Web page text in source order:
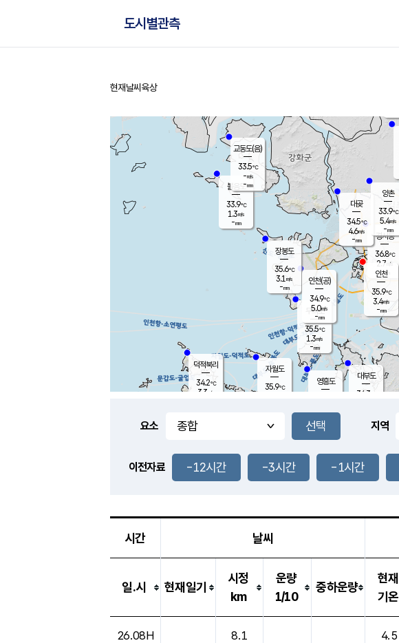
도시별관측
홈
현재날씨 육상
풍도
2.2m/s
무의도
35.5℃
1.3m/s
-mm
영흥도
볼음도
33.9℃
1.3m/s
-mm
자월도
35.9℃
장봉도
35.6℃
3.1 m/s
-mm
대부도
34.3
-
경서동
36.8℃
2.7 m/s
-mm
대곶
34.5℃
4.6m/s
-mm
양촌
33.9℃
5.4m/s
-mm
덕적북리
34.2℃
3.3 m/s
인천(공)
34.9℃
5.0m/s
-mm
교동도(음)
33.5℃
-m/s
-mm
인천
35.9℃
3.4m/s
-mm
요소 지역
이전자료 -12시간 -3시간 -1시간
시간 날씨
일.시 현재일기
시정
km
운량
1/10
중하운량
현재
기온
26.08H 8.1 4.5